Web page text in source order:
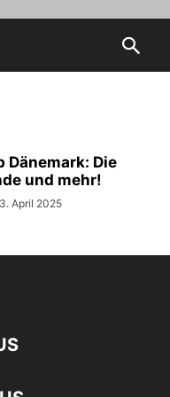
Dänemark: Die
und mehr!
April 2025